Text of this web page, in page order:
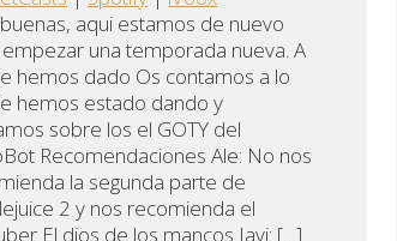
RSS
aqui estamos de nuevo
una temporada nueva. A
hemos dado Os contamos a lo
hemos estado dando y
sobre los el GOTY del
Recomendaciones Ale: No nos
la segunda parte de
2 y nos recomienda el
El dios de los mancos Javi: […]